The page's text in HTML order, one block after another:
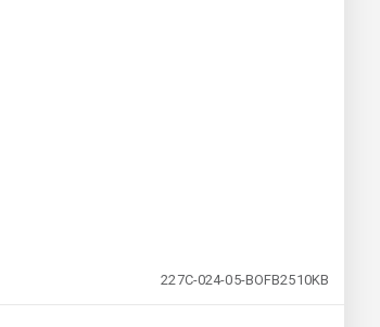
227C-024-05-BOFB2510KB